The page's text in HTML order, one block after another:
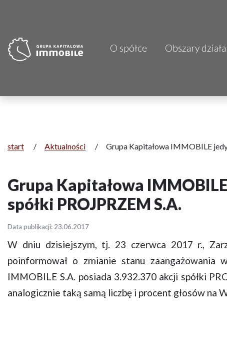
O spółce Obszary
CDI KB Sp. z
Projprzem
Fundacja
start / Aktualności / Grupa Kapitałowa IMMOBILE
Grupa Kapitałowa
spółki PROJPRZEM S.A.
Data publikacji: 23.06.2017
W dniu dzisiejszym, tj. 23 czerwca 2017 r.,
poinformował o zmianie stanu zaangażowania
IMMOBILE S.A. posiada 3.932.370 akcji spółki
analogicznie taką samą liczbę i procent głosów na